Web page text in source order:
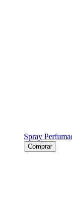
Spray
Comprar